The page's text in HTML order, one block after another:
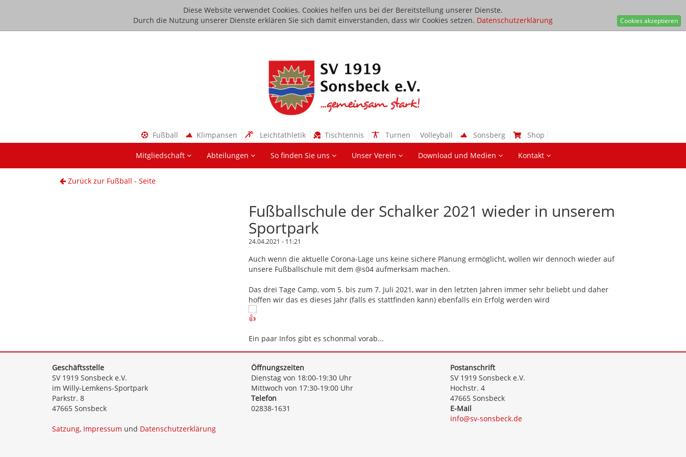
Diese Website verwendet Cookies. Cookies helfen uns bei der Bereitstellung unserer Dienste.
Durch die Nutzung unserer Dienste erklären Sie sich damit einverstanden, dass wir Cookies setzen. Datenschutzerklärung Cookies akzeptieren
Fußball Klimpansen Leichtathletik Tischtennis Turnen Volleyball Sonsberg Shop
Mitgliedschaft Abteilungen So finden Sie uns Unser Verein Download und Medien Kontakt
Zurück zur Fußball - Seite
Fußballschule der Schalker 2021 wieder in unserem
Sportpark
24.04.2021 - 11:21
Auch wenn die aktuelle Corona-Lage uns keine sichere Planung ermöglicht, wollen wir dennoch wieder auf
unsere Fußballschule mit dem @s04 aufmerksam machen.
Das drei Tage Camp, vom 5. bis zum 7. Juli 2021, war in den letzten Jahren immer sehr beliebt und daher
hoffen wir das es dieses Jahr (falls es stattfinden kann) ebenfalls ein Erfolg werden wird
Ein paar Infos gibt es schonmal vorab...
Geschäftsstelle
SV 1919 Sonsbeck e.V.
im Willy-Lemkens-Sportpark
Parkstr. 8
47665 Sonsbeck
Satzung, Impressum und Datenschutzerklärung
Öffnungszeiten
Dienstag von 18:00-19:30 Uhr
Mittwoch von 17:30-19:00 Uhr
Telefon
02838-1631
Postanschrift
SV 1919 Sonsbeck e.V.
Hochstr. 4
47665 Sonsbeck
E-Mail
info@sv-sonsbeck.de